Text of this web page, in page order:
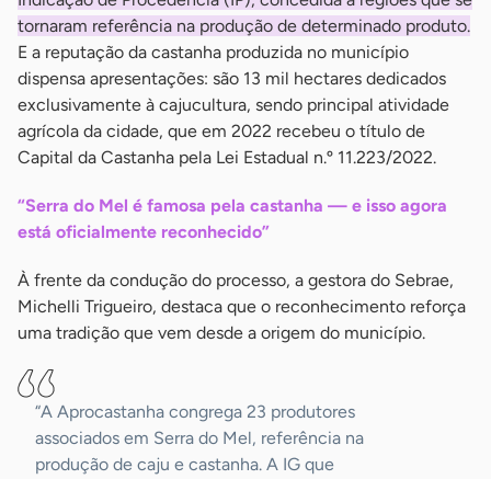
tornaram referência na produção de determinado produto.
E a reputação da castanha produzida no município
dispensa apresentações: são 13 mil hectares dedicados
exclusivamente à cajucultura, sendo principal atividade
agrícola da cidade, que em 2022 recebeu o título de
Capital da Castanha pela Lei Estadual n.º 11.223/2022.
“Serra do Mel é famosa pela castanha — e isso agora
está oficialmente reconhecido”
À frente da condução do processo, a gestora do Sebrae,
Michelli Trigueiro, destaca que o reconhecimento reforça
uma tradição que vem desde a origem do município.
“A Aprocastanha congrega 23 produtores
associados em Serra do Mel, referência na
produção de caju e castanha. A IG que